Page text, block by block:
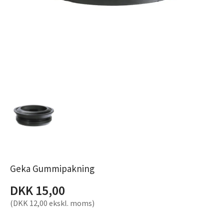
Geka Gummipakning
DKK 15,00
(DKK 12,00 ekskl. moms)